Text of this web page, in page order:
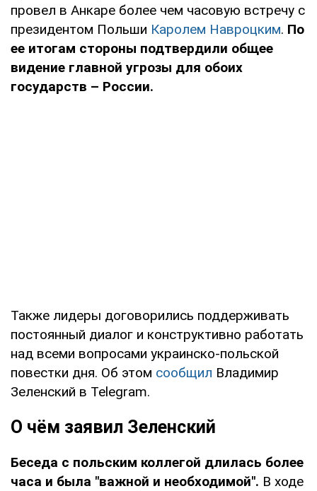
провел в Анкаре более чем часовую встречу с
президентом Польши Каролем Навроцким. По
ее итогам стороны подтвердили общее
видение главной угрозы для обоих
государств – России.
Также лидеры договорились поддерживать
постоянный диалог и конструктивно работать
над всеми вопросами украинско-польской
повестки дня. Об этом сообщил Владимир
Зеленский в Telegram.
О чём заявил Зеленский
Беседа с польским коллегой длилась более
часа и была "важной и необходимой". В ходе